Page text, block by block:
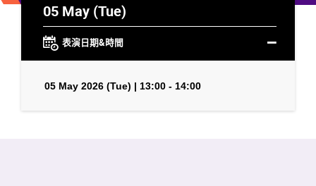
05 May (Tue)
表演日期&時間
05 May 2026 (Tue) | 13:00 - 14:00